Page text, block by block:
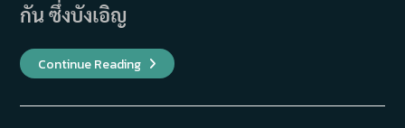
กัน ซึ่งบังเอิญ
Continue Readingเรื่อง
ย่อ